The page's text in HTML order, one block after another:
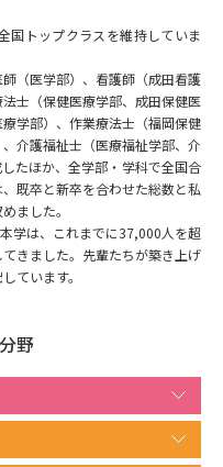
験スケジュールを立てよう
レメール全国一斉進学調査
学問検索
ナビライブ
国トップクラスを維持していま
（医学部）、看護師（成田看護
士（保健医療学部、成田保健医
学部）、作業療法士（福岡保健
介護福祉士（医療福祉学部、介
たほか、全学部・学科で全国合
既卒と新卒を合わせた総数と私
ました。
学は、これまでに37,000人を超
きました。先輩たちが築き上げ
ています。
野